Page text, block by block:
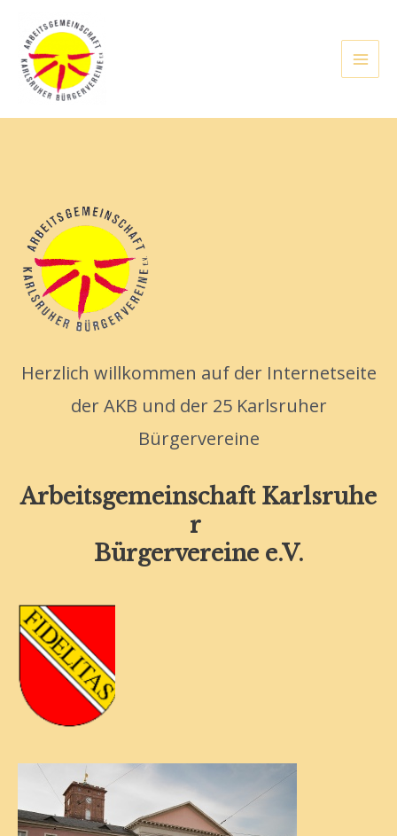
Inhalt
springen
Main
Herzlich willkommen auf der Internetseite
der AKB und der 25 Karlsruher
Bürgervereine
Arbeitsgemeinschaft Karlsruhe
r
Bürgervereine e.V.